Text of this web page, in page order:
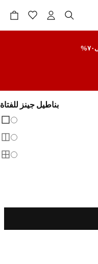
بناطيل جينز للفتاة